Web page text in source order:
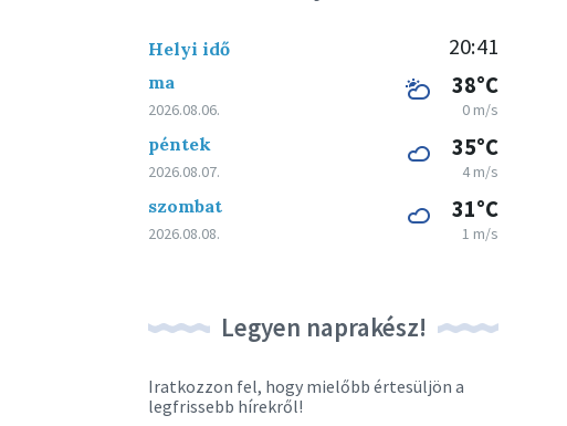
Helyi idő 20:41
ma
2026.08.06.
38°C
0 m/s
péntek
2026.08.07.
35°C
4 m/s
szombat
2026.08.08.
31°C
1 m/s
Legyen naprakész!
Iratkozzon fel, hogy mielőbb értesüljön a
legfrissebb hírekről!